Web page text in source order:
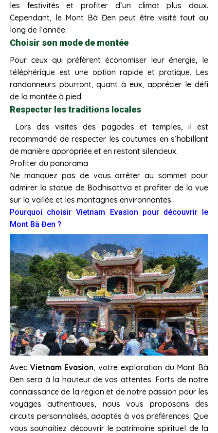
les festivités et profiter d’un climat plus doux.
Cependant, le Mont Bà Đen peut être visité tout au
long de l’année.
Choisir son mode de montée
Pour ceux qui préfèrent économiser leur énergie, le
téléphérique est une option rapide et pratique. Les
randonneurs pourront, quant à eux, apprécier le défi
de la montée à pied.
Respecter les traditions locales
Lors des visites des pagodes et temples, il est
recommandé de respecter les coutumes en s’habillant
de manière appropriée et en restant silencieux.
Profiter du panorama
Ne manquez pas de vous arrêter au sommet pour
admirer la statue de Bodhisattva et profiter de la vue
sur la vallée et les montagnes environnantes.
Pourquoi choisir Vietnam Evasion pour découvrir le
Mont Bà Đen ?
Avec Vietnam Evasion, votre exploration du Mont Bà
Đen sera à la hauteur de vos attentes. Forts de notre
connaissance de la région et de notre passion pour les
voyages authentiques, nous vous proposons des
circuits personnalisés, adaptés à vos préférences. Que
vous souhaitiez découvrir le patrimoine spirituel de la